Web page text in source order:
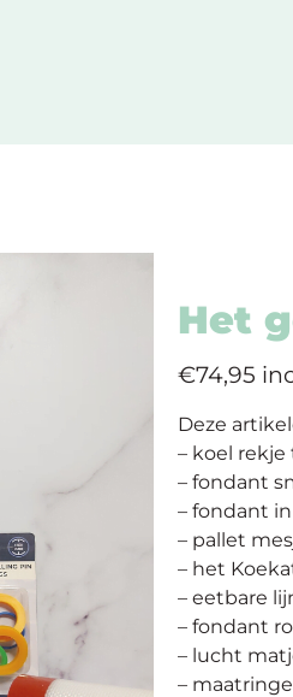
Het
€74,95
Deze
– koel rekje
– fondant
– fondant
– pallet
– het
– eetbare
– fondant
– lucht
–